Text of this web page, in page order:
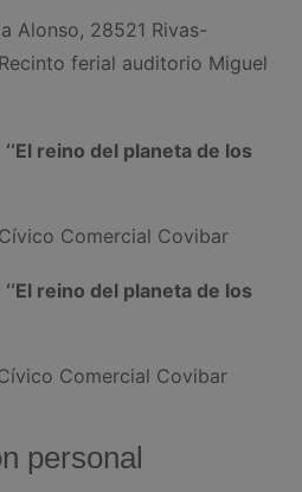
Alonso, 28521 Rivas-
ferial auditorio Miguel
‘‘El reino del planeta de los
Comercial Covibar
‘‘El reino del planeta de los
Comercial Covibar
personal